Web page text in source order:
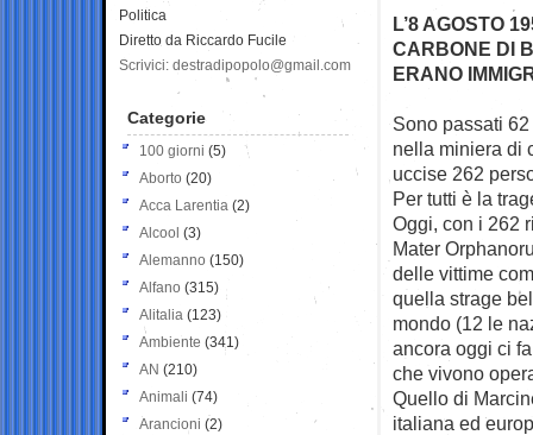
L’8 AGOSTO
CARBONE DI
ERANO
Sono passati
nella miniera di
uccise 262
Per tutti è la
Oggi, con i 262
Mater
delle vittime
quella strage
mondo (12 le
ancora oggi ci
che vivono
Quello di
italiana ed
Politica
Diretto da Riccardo Fucile
Scrivici: destradipopolo@gmail.com
Categorie
100 giorni (5)
Aborto (20)
Acca Larentia (2)
Alcool (3)
Alemanno (150)
Alfano (315)
Alitalia (123)
Ambiente (341)
AN (210)
Animali (74)
Arancioni (2)